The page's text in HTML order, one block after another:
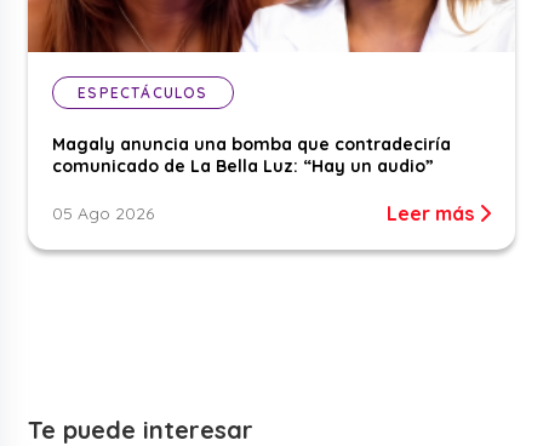
ESPECTÁCULOS
Magaly anuncia una bomba que contradeciría
comunicado de La Bella Luz: “Hay un audio”
05 Ago 2026 Leer más
Te puede interesar